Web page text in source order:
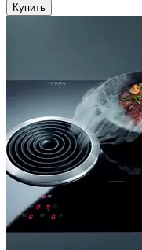
Купить